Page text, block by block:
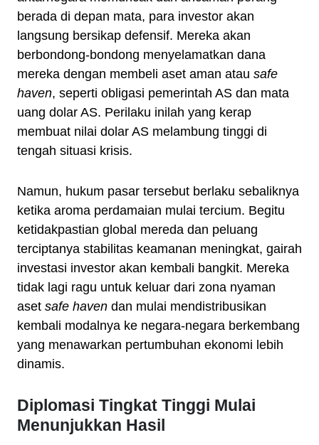
berada di depan mata, para investor akan
langsung bersikap defensif. Mereka akan
berbondong-bondong menyelamatkan dana
mereka dengan membeli aset aman atau safe
haven, seperti obligasi pemerintah AS dan mata
uang dolar AS. Perilaku inilah yang kerap
membuat nilai dolar AS melambung tinggi di
tengah situasi krisis.
Namun, hukum pasar tersebut berlaku sebaliknya
ketika aroma perdamaian mulai tercium. Begitu
ketidakpastian global mereda dan peluang
terciptanya stabilitas keamanan meningkat, gairah
investasi investor akan kembali bangkit. Mereka
tidak lagi ragu untuk keluar dari zona nyaman
aset safe haven dan mulai mendistribusikan
kembali modalnya ke negara-negara berkembang
yang menawarkan pertumbuhan ekonomi lebih
dinamis.
Diplomasi Tingkat Tinggi Mulai
Menunjukkan Hasil